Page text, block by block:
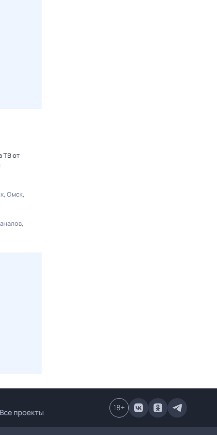
ТВ от
Омск
Все проекты 18+